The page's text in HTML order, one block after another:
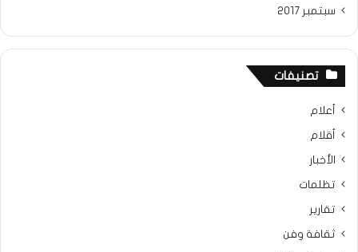
سبتمبر 2017
تصنيفات
أعلام
أقلام
الأخبار
تظلمات
تقارير
ثقافة وفن